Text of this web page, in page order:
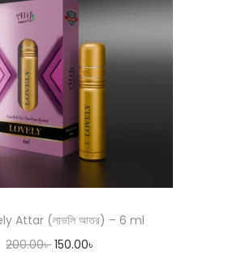
Attar (লাভলি আতর) – 6 ml
200.00৳ 150.00৳